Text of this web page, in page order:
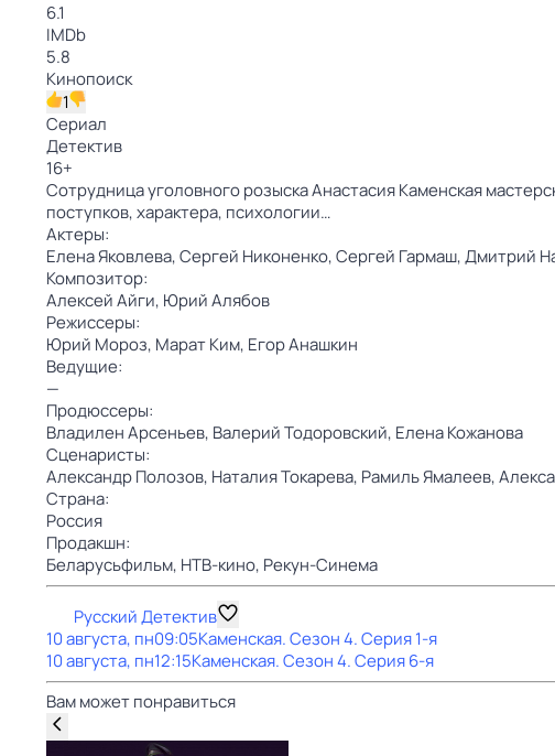
6.1
IMDb
5.8
Кинопоиск
1
Сериал
Детектив
16+
Сотрудница уголовного розыска Анастасия Каменская
поступков, характера, психологии…
Актеры:
Елена Яковлева,Сергей Никоненко,Сергей Гармаш,Дмитрий
Композитор:
Алексей Айги, Юрий Алябов
Режиссеры:
Юрий Мороз, Марат Ким, Егор Анашкин
Ведущие:
—
Продюссеры:
Владилен Арсеньев, Валерий Тодоровский, Елена Кожанова
Сценаристы:
Александр Полозов, Наталия Токарева, Рамиль Ямалеев,
Страна:
Россия
Продакшн:
Беларусьфильм, НТВ-кино, Рекун-Синема
Русский Детектив
10 августа, пн09:05Каменская. Сезон 4. Серия 1-я
10 августа, пн12:15Каменская. Сезон 4. Серия 6-я
Вам может понравиться